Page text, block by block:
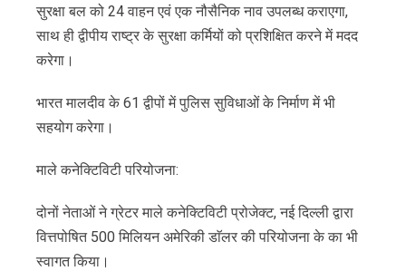
सुरक्षा बल को 24 वाहन एवं एक नौसैनिक नाव उपलब्ध कराएगा,
साथ ही द्वीपीय राष्ट्र के सुरक्षा कर्मियों को प्रशिक्षित करने में मदद
करेगा।
भारत मालदीव के 61 द्वीपों में पुलिस सुविधाओं के निर्माण में भी
सहयोग करेगा।
माले कनेक्टिविटी परियोजना:
दोनों नेताओं ने ग्रेटर माले कनेक्टिविटी प्रोजेक्ट, नई दिल्ली द्वारा
वित्तपोषित 500 मिलियन अमेरिकी डाॅलर की परियोजना के का भी
स्वागत किया।